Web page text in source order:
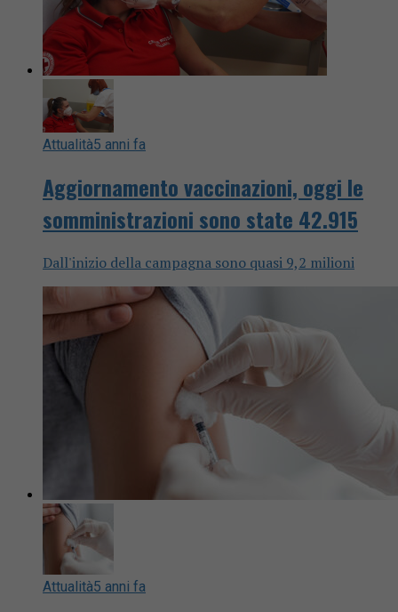
Attualità5 anni fa
Aggiornamento vaccinazioni, oggi le
somministrazioni sono state 42.915
Dall'inizio della campagna sono quasi 9,2 milioni
Attualità5 anni fa